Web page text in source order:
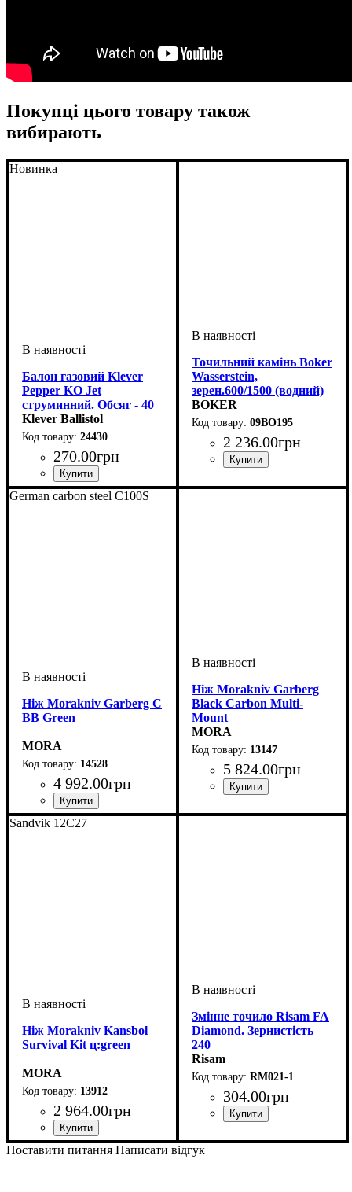
Покупці цього товару також
вибирають
Новинка
Балон газовий Klever
Pepper KO Jet
струминний. Обсяг - 40
мл
Klever Ballistol
24430
270.00грн
Точильний камінь Boker
Wasserstein,
зерен.600/1500 (водний)
BOKER
09BO195
2 236.00грн
German carbon steel C100S
Ніж Morakniv Garberg C
BB Green
MORA
14528
4 992.00грн
Ніж Morakniv Garberg
Black Carbon Multi-
Mount
MORA
13147
5 824.00грн
Sandvik 12C27
Ніж Morakniv Kansbol
Survival Kit ц:green
MORA
13912
2 964.00грн
Змінне точило Risam FA
Diamond. Зернистість
240
Risam
RM021-1
304.00грн
Поставити питання Написати відгук